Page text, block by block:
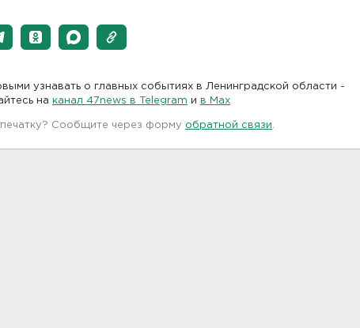
узнавать о главных событиях в Ленинградской области -
на канал 47news в Telegram и в Maх
Сообщите через форму обратной связи